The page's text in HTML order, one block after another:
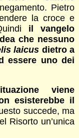
Pietro
la croce e
il vangelo
che nessuno
laicus dietro a
essere uno dei
viene
esisterebbe il
succede, ma
Risorto un’unica